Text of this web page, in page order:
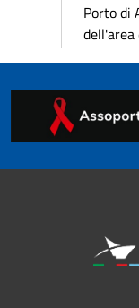
Porto di